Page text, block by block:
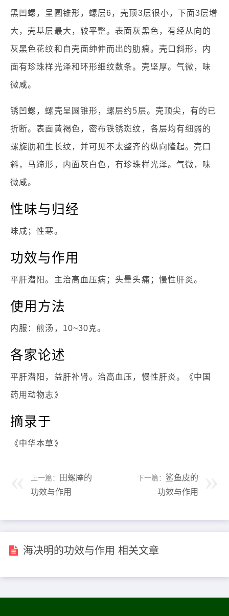
黑凹螺，呈圆锥形，螺层6，壳顶3层很小，下面3层增
大，壳基层最大，较平整。表面灰黑色，有经从向的
灰黑色花纹和自壳面绅伸而出的肋痕。壳口斜形，内
面有珍珠样光泽和环形细纹数条。壳坚厚。气微，味
微咸。
锈凹螺，螺壳呈圆锥形，螺层约5层。壳顶尖，有的已
折断。表面黄褐色，密布铁锈斑纹，各层均有细弱的
螺旋肋和生长纹，并可见不太整齐的纵向隆起。壳口
斜，马蹄形，内面灰白色，有珍珠样光泽。气微，味
微咸。
性味与归经
味咸；性寒。
功效与作用
平肝潜阳。主治高血压病；头晕头痛；慢性肝炎。
使用方法
内服：煎汤，10~30克。
各家论述
平肝潜阳，益肝补肾。治高血压，慢性肝炎。《中国
药用动物志》
摘录于
《中华本草》
上一篇：
田螺厣的
功效与作用
下一篇： 鲨鱼皮的
功效与作用
海决明的功效与作用 相关文章